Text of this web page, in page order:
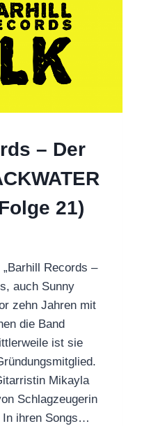
– Der
21)
Records –
auch Sunny
zehn Jahren mit
die Band
ist sie
Mikayla
Schlagzeugerin
In ihren Songs…